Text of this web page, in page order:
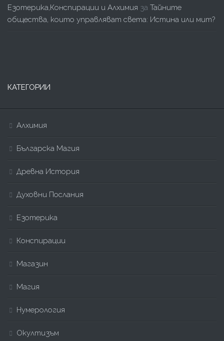
Езотерика,Конспирации и Алхимия за Тайните
общества, които управляват света: Истина или мит?
КАТЕГОРИИ
Алхимия
Българска Магия
Древна История
Духовни Послания
Езотерика
Конспирации
Магазин
Магия
Нумерология
Окултизъм